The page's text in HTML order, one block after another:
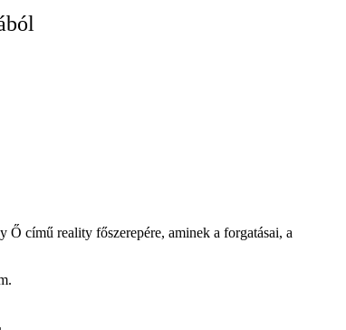
Ő című reality főszerepére, aminek a forgatásai, a